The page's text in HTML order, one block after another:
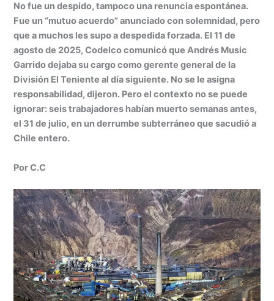
at
s
A
p
p
k
e
dI
n
c
e
b
o
o
k
s
s
e
n
g
er
ai
l
t
m
p
ar
tir
No fue un despido, tampoco una renuncia espontánea.
Fue un “mutuo acuerdo” anunciado con solemnidad, pero
que a muchos les supo a despedida forzada. El 11 de
agosto de 2025, Codelco comunicó que Andrés Music
Garrido dejaba su cargo como gerente general de la
División El Teniente al día siguiente. No se le asigna
responsabilidad, dijeron. Pero el contexto no se puede
ignorar: seis trabajadores habían muerto semanas antes,
el 31 de julio, en un derrumbe subterráneo que sacudió a
Chile entero.
Por C.C